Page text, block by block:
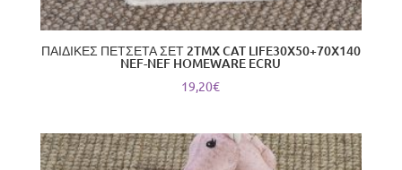
ΠΑΙΔΙΚΕΣ ΠΕΤΣΕΤΑ ΣΕΤ 2TMX CAT LIFE30X50+70X140
NEF-NEF HOMEWARE ECRU
19,20€